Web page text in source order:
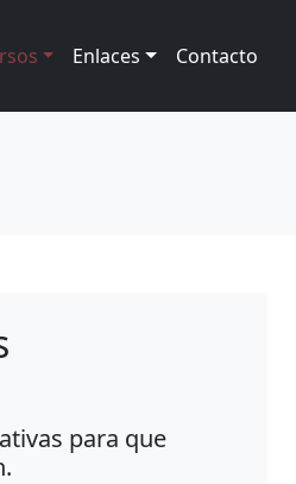
Enlaces Contacto
para que